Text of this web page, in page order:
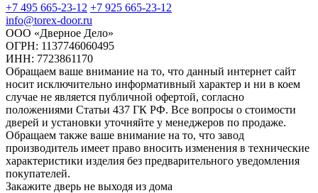
+7 495 665-23-12 +7 925 665-23-12
info@torex-door.ru
ООО «Дверное Дело»
ОГРН: 1137746060495
ИНН: 7723861170
Обращаем ваше внимание на то, что данный интернет сайт
носит исключительно информативный характер и ни в коем
случае не является публичной офертой, согласно
положениями Статьи 437 ГК РФ. Все вопросы о стоимости
дверей и установки уточняйте у менеджеров по продаже.
Обращаем также ваше внимание на то, что завод
производитель имеет право вносить изменения в технические
характеристики изделия без предварительного уведомления
покупателей.
Закажите дверь не выходя из дома